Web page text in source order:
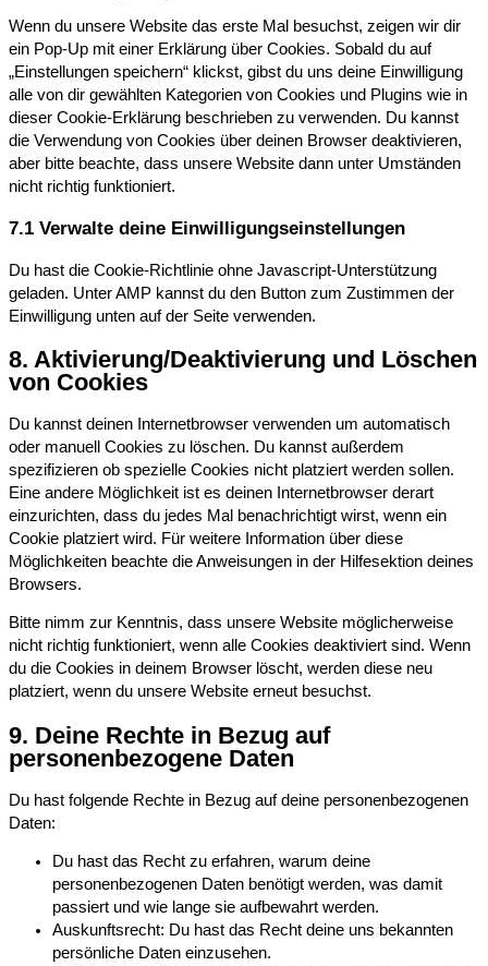
Wenn du unsere Website das erste Mal besuchst, zeigen wir dir
ein Pop-Up mit einer Erklärung über Cookies. Sobald du auf
„Einstellungen speichern“ klickst, gibst du uns deine Einwilligung
alle von dir gewählten Kategorien von Cookies und Plugins wie in
dieser Cookie-Erklärung beschrieben zu verwenden. Du kannst
die Verwendung von Cookies über deinen Browser deaktivieren,
aber bitte beachte, dass unsere Website dann unter Umständen
nicht richtig funktioniert.
7.1 Verwalte deine Einwilligungseinstellungen
Du hast die Cookie-Richtlinie ohne Javascript-Unterstützung
geladen. Unter AMP kannst du den Button zum Zustimmen der
Einwilligung unten auf der Seite verwenden.
8. Aktivierung/Deaktivierung und Löschen
von Cookies
Du kannst deinen Internetbrowser verwenden um automatisch
oder manuell Cookies zu löschen. Du kannst außerdem
spezifizieren ob spezielle Cookies nicht platziert werden sollen.
Eine andere Möglichkeit ist es deinen Internetbrowser derart
einzurichten, dass du jedes Mal benachrichtigt wirst, wenn ein
Cookie platziert wird. Für weitere Information über diese
Möglichkeiten beachte die Anweisungen in der Hilfesektion deines
Browsers.
Bitte nimm zur Kenntnis, dass unsere Website möglicherweise
nicht richtig funktioniert, wenn alle Cookies deaktiviert sind. Wenn
du die Cookies in deinem Browser löscht, werden diese neu
platziert, wenn du unsere Website erneut besuchst.
9. Deine Rechte in Bezug auf
personenbezogene Daten
Du hast folgende Rechte in Bezug auf deine personenbezogenen
Daten:
Du hast das Recht zu erfahren, warum deine
personenbezogenen Daten benötigt werden, was damit
passiert und wie lange sie aufbewahrt werden.
Auskunftsrecht: Du hast das Recht deine uns bekannten
persönliche Daten einzusehen.